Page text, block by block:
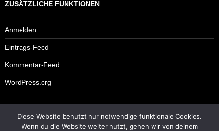
ZUSÄTZLICHE FUNKTIONEN
Anmelden
Eintrags-Feed
Kommentar-Feed
WordPress.org
Impressum
Diese Website benutzt nur notwendige funktionale Cookies.
Wenn du die Website weiter nutzt, gehen wir von deinem